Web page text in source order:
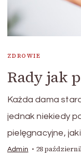
ZDROWIE
Rady jak
Każda dama
jednak niekiedy
pielęgnacyjne,
Admin 28